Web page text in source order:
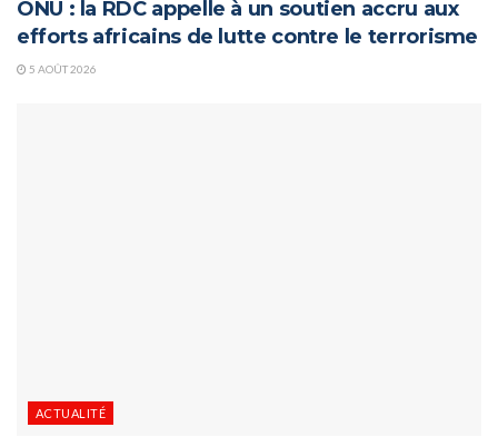
ONU : la RDC appelle à un soutien accru aux
efforts africains de lutte contre le terrorisme
5 AOÛT 2026
ACTUALITÉ